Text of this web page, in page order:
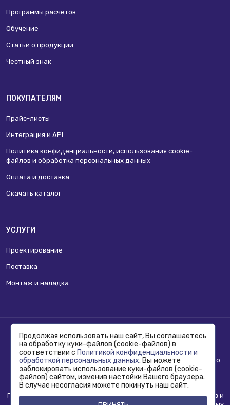
Программы расчетов
Обучение
Статьи о продукции
Честный знак
ПОКУПАТЕЛЯМ
Прайс-листы
Интеграция и API
Политика конфиденциальности, использования сookie-
файлов и обработка персональных данных
Оплата и доставка
Скачать каталог
УСЛУГИ
Проектирование
Поставка
Монтаж и наладка
Copyright © 1995 - 2026 Termoros. Все права защищены.
Сведения о товаре и его цене, размещенные на сайте, не
являютсяпубличной офертой.
Информацию о возможности приобретения соответствующего
товара и условиях такого приобретения уточняйте в отделе
продаж.
Политика конфиденциальности, использования сookie-файлов и
Продолжая использовать наш сайт, Вы соглашаетесь
на обработку куки-файлов (cookie-файлов) в
соответствии с Политикой конфиденциальности и
обработкой персональных данных. Вы можете
заблокировать использование куки-файлов (cookie-
файлов) сайтом, изменив настойки Вашего браузера.
В случае несогласия можете покинуть наш сайт.